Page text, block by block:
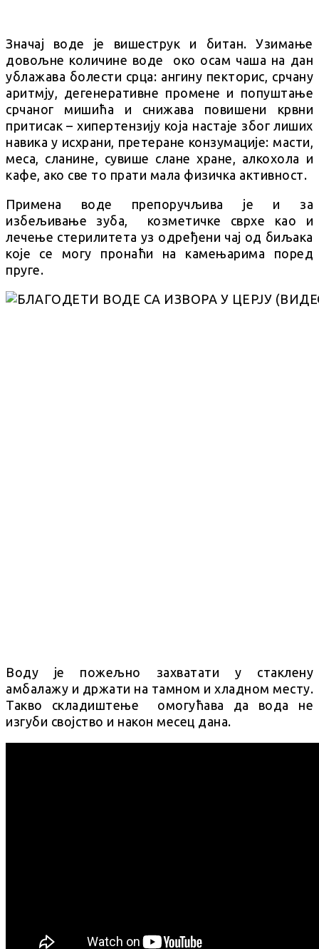
Значај воде је вишеструк и битан. Узимање
довољне количине воде око осам чаша на дан
ублажава болести срца: ангину пекторис, срчану
аритмју, дегенеративне промене и попуштање
срчаног мишића и снижава повишени крвни
притисак – хипертензију која настаје због лиших
навика у исхрани, претеране конзумације: масти,
меса, сланине, сувише слане хране, алкохола и
кафе, ако све то прати мала физичка активност.
Примена воде препоручљива је и за
избељивање зуба, козметичке сврхе као и
лечење стерилитета уз одређени чај од биљака
које се могу пронаћи на камењарима поред
пруге.
Воду је пожељно захватати у стаклену
амбалажу и држати на тамном и хладном месту.
Такво складиштење омогућава да вода не
изгуби својство и након месец дана.